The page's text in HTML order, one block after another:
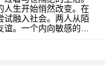
人生开始悄然改变。在
试融入社会。两人从陌
。一个内向敏感的普
、重拾勇气的温暖故